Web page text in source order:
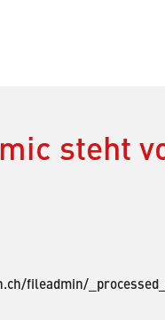
steht
fileadmin/